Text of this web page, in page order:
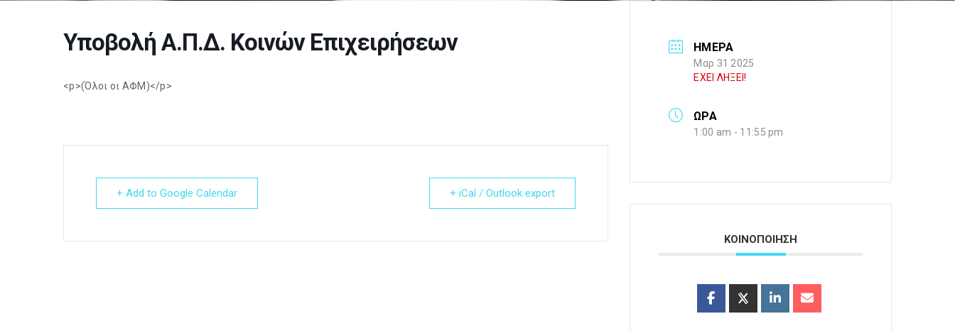
Υποβολή Α.Π.Δ. Κοινών Επιχειρήσεων
<p>(Όλοι οι ΑΦΜ)</p>
+ Add to Google Calendar + iCal / Outlook export
ΗΜΕΡΑ
Μαρ 31 2025
ΕΧΕΙ ΛΗΞΕΙ!
ΩΡΑ
1:00 am - 11:55 pm
ΚΟΙΝΟΠΟΙΗΣΗ